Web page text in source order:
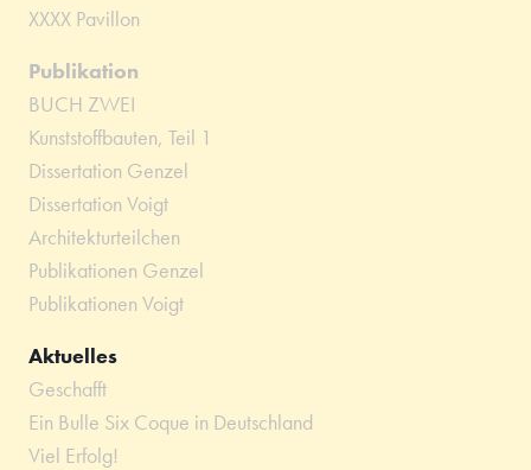
XXXX Pavillon
Publikation
BUCH ZWEI
Kunststoffbauten, Teil 1
Dissertation Genzel
Dissertation Voigt
Architekturteilchen
Publikationen Genzel
Publikationen Voigt
Aktuelles
Geschafft
Ein Bulle Six Coque in Deutschland
Viel Erfolg!